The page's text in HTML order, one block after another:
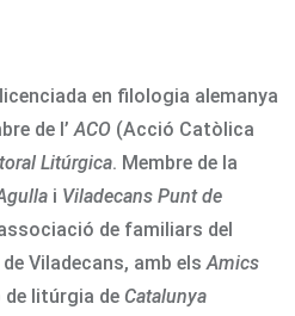
en filologia alemanya
de l’ACO (Acció Catòlica
Litúrgica. Membre de la
i Viladecans Punt de
de familiars del
de Viladecans, amb elsAmics
de litúrgia de Catalunya